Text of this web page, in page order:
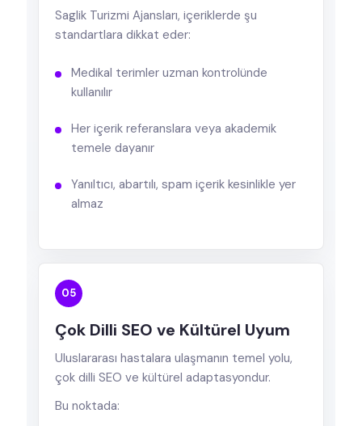
Saglik Turizmi Ajansları, içeriklerde şu
standartlara dikkat eder:
Medikal terimler uzman kontrolünde
kullanılır
Her içerik referanslara veya akademik
temele dayanır
Yanıltıcı, abartılı, spam içerik kesinlikle yer
almaz
05
Çok Dilli SEO ve Kültürel Uyum
Uluslararası hastalara ulaşmanın temel yolu,
çok dilli SEO ve kültürel adaptasyondur.
Bu noktada: